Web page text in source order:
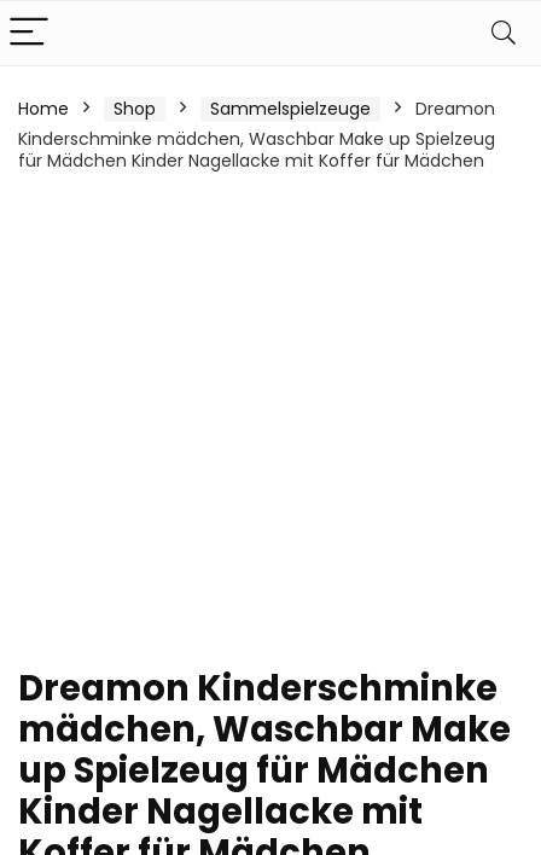
Home Shop Sammelspielzeuge
Dreamon
Kinderschminke mädchen, Waschbar Make up Spielzeug
für Mädchen Kinder Nagellacke mit Koffer für Mädchen
Dreamon Kinderschminke
mädchen, Waschbar Make
up Spielzeug für Mädchen
Kinder Nagellacke mit